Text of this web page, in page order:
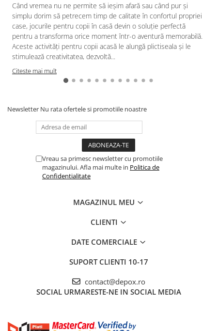
Când vremea nu ne permite să ieșim afară sau când pur și
simplu dorim să petrecem timp de calitate în confortul propriei
case, jocurile pentru copii în casă devin o soluție perfectă
pentru a transforma orice moment într-o aventură memorabilă.
Aceste activități pentru copii acasă le alungă plictiseala și le
stimulează creativitatea, dezvoltă...
Citeste mai mult
Newsletter Nu rata ofertele si promotiile noastre
Vreau sa primesc newsletter cu promotiile
magazinului. Afla mai multe in Politica de
Confidentialitate
MAGAZINUL MEU
CLIENTI
DATE COMERCIALE
SUPORT CLIENTI 10-17
contact@depox.ro
SOCIAL URMARESTE-NE IN SOCIAL MEDIA